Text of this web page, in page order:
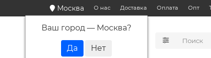
Москва
Ваш город — Москва?
О нас Доставка Оплата Опт